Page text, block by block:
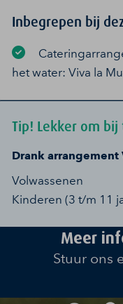
Inbegrepen bij
het water: Viva la
Tip! Lekker om
Drank arrangement
Volwassenen
Kinderen (3 t/m 11
Meer
Stuur ons